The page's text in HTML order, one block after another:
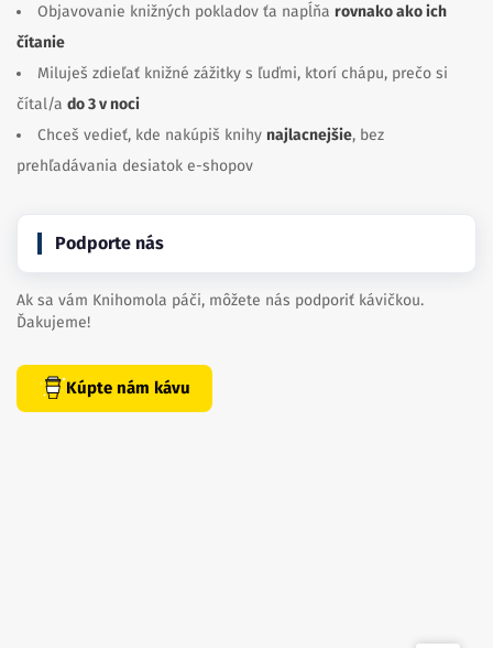
Objavovanie knižných pokladov ťa napĺňa rovnako ako ich
čítanie
Miluješ zdieľať knižné zážitky s ľuďmi, ktorí chápu, prečo si
čítal/a do 3 v noci
Chceš vedieť, kde nakúpiš knihy najlacnejšie, bez
prehľadávania desiatok e-shopov
Podporte nás
Ak sa vám Knihomola páči, môžete nás podporiť kávičkou.
Ďakujeme!
Kúpte nám kávu